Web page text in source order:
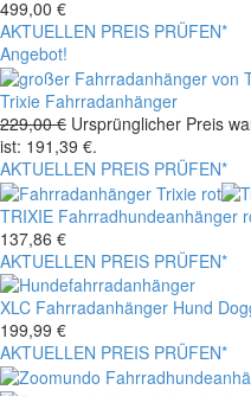
499,00 €
AKTUELLEN PREIS PRÜFEN*
Angebot!
Trixie Fahrradanhänger
229,00€ Ursprünglicher Preis
ist: 191,39 €.
AKTUELLEN PREIS PRÜFEN*
TRIXIE Fahrradhundeanhänger
137,86 €
AKTUELLEN PREIS PRÜFEN*
XLC Fahrradanhänger Hund
199,99 €
AKTUELLEN PREIS PRÜFEN*